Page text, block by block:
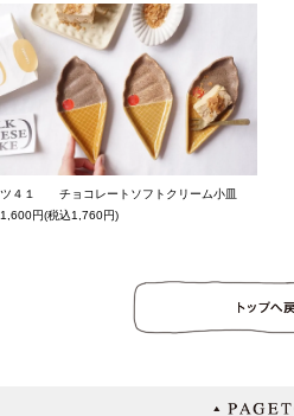
ツ４１ チョコレートソフトクリーム小皿
1,600円(税込1,760円)